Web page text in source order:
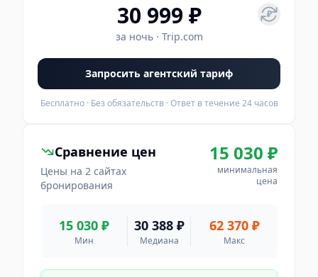
₽
30 999 ₽
за ночь· Trip.com
Запросить агентский тариф
Бесплатно · Без обязательств · Ответ в течение 24 часов
Сравнение цен
Цены на 2 сайтах
бронирования
15 030 ₽
минимальная
цена
15 030 ₽
Мин
30 388 ₽
Медиана
62 370 ₽
Макс